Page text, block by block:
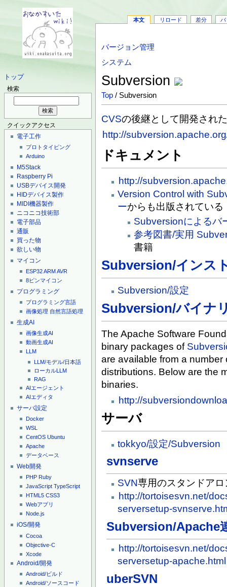
トップ
検索
クイックアクセス
電子工作
プロトタイピング
Arduino
M5Stack
Raspberry Pi
USBデバイス開発
HIDデバイス製作
MIDI機器製作
ニコニコ技術部
電子部品
通販
買った物
欲しい物
マイコン
ESP32ARMAVR
8ピンマイコン
プログラミング
プログラミング言語
画像処理 自然言語処理
生成AI
画像生成AI
動画生成AI
LLM
LLM/モデル/日本語
ローカルLLM
RAG
AIエージェント
AIエディタ
サーバ設定
Docker
WSL
CentOS Ubuntu
Apache
データベース
Web開発
PHP Ruby
JavaScript TypeScript
HTML5 CSS3
Webアプリ
Node.js
iOS/開発
Cocoa
Objective-C
Xcode
Android/開発
Android/ビルド
Android/ソースコード
本文 リロード 差分 バ
バージョン管理
システム
Subversion
Top / Subversion
CVSの後継として開発され
http://
ドキュメント
http://
Version Control with
ーからも出版されている
Subversionによるバ
参考図書/実用
書籍
Subversion/インス
Subversion/設定
Subversion/バイナ
The Apache Software
binary packages of
are available from a
distributions. Below are the
binaries.
http://
サーバ
tokkyo/設定/Subversion
svnserve
SVN専用のスタンドア
http://tortoisesvn.net/
serversetup-
Subversion/Apache
http://tortoisesvn.net/
serversetup-apache.html
uberSVN